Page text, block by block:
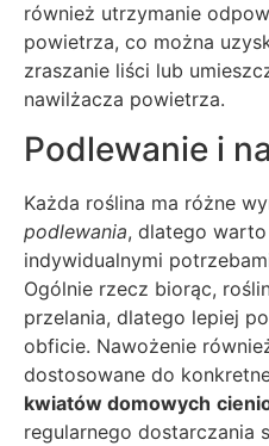
również utrzymanie
powietrza, co można
zraszanie liści lub
nawilżacza powietrza.
Podlewanie i
Każda roślina ma różne
podlewania, dlatego
indywidualnymi
Ogólnie rzecz biorąc,
przelania, dlatego lepiej
obficie. Nawożenie
dostosowane do
kwiatów domowych
regularnego dostarczania